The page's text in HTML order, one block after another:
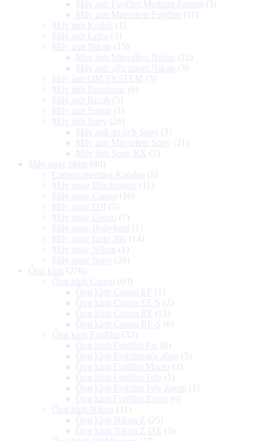
Máy ảnh Fujifilm Medium Format (3)
Máy ảnh Mirrorless Fujifilm (11)
Máy ảnh Kodak (1)
Máy ảnh Leica (3)
Máy ảnh Nikon
(15)
Máy ảnh Mirrorless Nikon
(12)
Máy ảnh siêu zoom Nikon
(3)
Máy ảnh OM SYSTEM (5)
Máy ảnh Panasonic (6)
Máy ảnh Ricoh
(5)
Máy ảnh Sigma (1)
Máy ảnh Sony (26)
Máy ảnh du lịch Sony (3)
Máy ảnh Mirrorless Sony (21)
Máy ảnh Sony RX (2)
Máy quay phim (80)
Camera meeting Kandao (5)
Máy quay Blackmagic (11)
Máy quay Canon
(16)
Máy quay DJI (5)
Máy quay Gopro (7)
Máy quay Hollyland
(1)
Máy quay Insta 360 (14)
Máy quay Nikon
(1)
Máy quay Sony (20)
Ống kính
(276)
Ống kính Canon
(60)
Ống kính Canon EF
(1)
Ống kính Canon EF-S (2)
Ống kính Canon RF
(51)
Ống kính Canon RF-S (6)
Ống kính Fujifilm (32)
Ống kính Fujifilm Fix (8)
Ống kính Fujifilm góc rộng (5)
Ống kính Fujifilm Macro (2)
Ống kính Fujifilm Tele (1)
Ống kính Fujifilm Tele Zoom (1)
Ống kính Fujifilm Zoom (6)
Ống kính Nikon
(31)
Ống kính Nikon Z (25)
Ống kính Nikon Z DX (3)